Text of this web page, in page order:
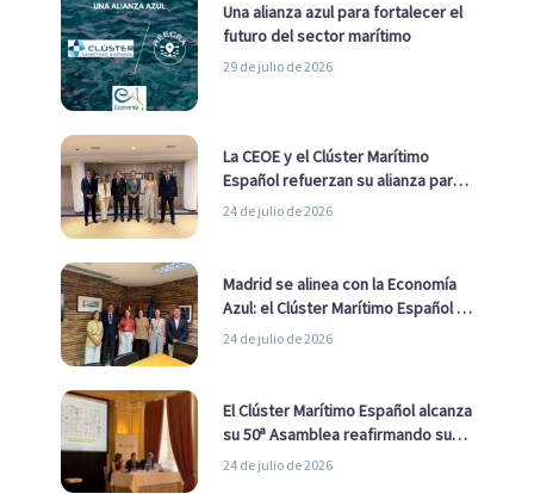
Una alianza azul para fortalecer el
futuro del sector marítimo
29 de julio de 2026
La CEOE y el Clúster Marítimo
Español refuerzan su alianza para
impulsar una estrategia Nacional
24 de julio de 2026
Madrid se alinea con la Economía
Azul: el Clúster Marítimo Español y
la Real Liga Naval avanzan alianzas
24 de julio de 2026
El Clúster Marítimo Español alcanza
su 50ª Asamblea reafirmando su
liderazgo en la Economía Azul
24 de julio de 2026